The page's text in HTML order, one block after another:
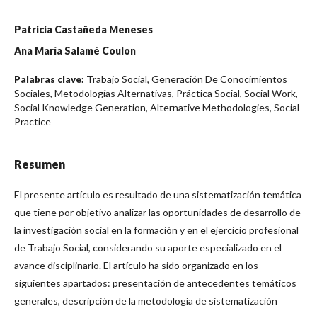
Patricia Castañeda Meneses
Ana María Salamé Coulon
Palabras clave: Trabajo Social, Generación De Conocimientos
Sociales, Metodologías Alternativas, Práctica Social, Social Work,
Social Knowledge Generation, Alternative Methodologies, Social
Practice
Resumen
El presente artículo es resultado de una sistematización temática
que tiene por objetivo analizar las oportunidades de desarrollo de
la investigación social en la formación y en el ejercicio profesional
de Trabajo Social, considerando su aporte especializado en el
avance disciplinario. El artículo ha sido organizado en los
siguientes apartados: presentación de antecedentes temáticos
generales, descripción de la metodología de sistematización